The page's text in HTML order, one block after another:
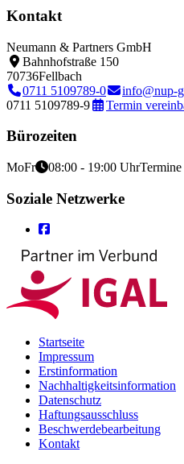
Kontakt
Neumann & Partners GmbH
Bahnhofstraße 150
70736Fellbach
0711 5109789-0
info@nup-
0711 5109789-9
Termin
Bürozeiten
MoFr 08:00 - 19:00 Uhr
Soziale Netzwerke
Startseite
Impressum
Erstinformation
Nachhaltigkeitsinformation
Datenschutz
Haftungsausschluss
Beschwerdebearbeitung
Kontakt